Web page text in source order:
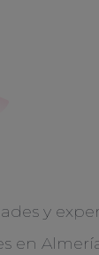
y
en